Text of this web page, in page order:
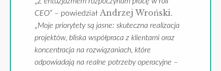
CEO” – powiedział Andrzej Wroński.
„Moje priorytety są jasne: skuteczna realizacja
projektów, bliska współpraca z klientami oraz
koncentracja na rozwiązaniach, które
odpowiadają na realne potrzeby operacyjne –